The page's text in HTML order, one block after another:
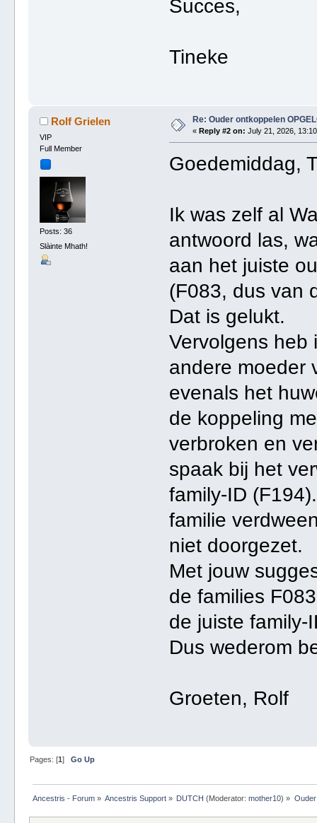
Succes,
Tineke
Rolf Grielen
VIP
Full Member
Posts: 36
Slàinte Mhath!
Re: Ouder ontkoppelen
« Reply #2 on: July 21, 2026,
Goedemiddag,
Ik was zelf al
antwoord las,
aan het juiste
(F083, dus van
Dat is gelukt.
Vervolgens heb
andere moeder
evenals het
de koppeling
verbroken en
spaak bij het
family-ID
familie
niet doorgezet.
Met jouw
de families
de juiste family-
Dus wederom
Groeten, Rolf
Pages: [1 ] Go Up
Ancestris - Forum» Ancestris Support » DUTCH (Moderator:mother10) »